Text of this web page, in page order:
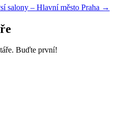
salony – Hlavní město Praha →
Buďte první!